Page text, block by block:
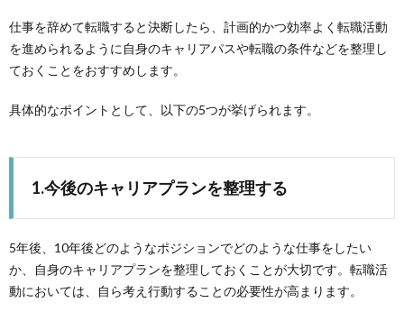
仕事を辞めて転職すると決断したら、計画的かつ効率よく転職活動
を進められるように自身のキャリアパスや転職の条件などを整理し
ておくことをおすすめします。
具体的なポイントとして、以下の5つが挙げられます。
1.今後のキャリアプランを整理する
5年後、10年後どのようなポジションでどのような仕事をしたい
か、自身のキャリアプランを整理しておくことが大切です。転職活
動においては、自ら考え行動することの必要性が高まります。